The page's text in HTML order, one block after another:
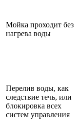
Мойка проходит без
нагрева воды
Перелив воды, как
следствие течь, или
блокировка всех
систем управления